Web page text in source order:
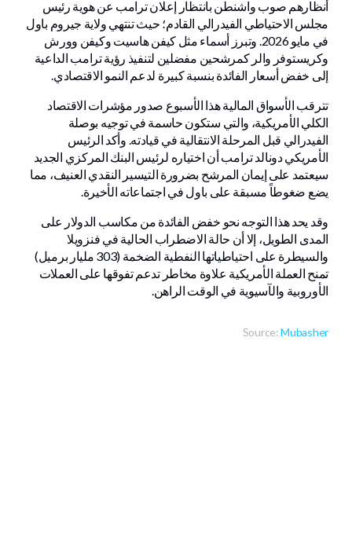
أنظارهم صوب واشنطن بانتظار إعلان ترامب عن هوية رئيس
مجلس الاحتياطي الفيدرالي القادم؛ حيث تنتهي ولاية جيروم باول
في مايو 2026. وتبرز أسماء مثل كيفن هاسيت وكيفن وورش
وكريستوفر والر كمرشحين مفضلين لتنفيذ رؤية ترامب الداعية
إلى خفض أسعار الفائدة بنسبة كبيرة لدعم النمو الاقتصادي.
تترقب الأسواق المالية هذا الأسبوع صدور مؤشرات الاقتصاد
الكلي الأمريكية، والتي ستكون حاسمة في توجيه بوصلة
الفيدرالي قبل المرحلة الانتقالية في قيادته. وأكد الرئيس
الأمريكي دونالد ترامب أن اختياره لرئيس البنك المركزي الجديد
سيعتمد على إيمان المرشح بضرورة التيسير النقدي العنيف، مما
يضع ضغوطاً مسبقة على باول في اجتماعاته الأخيرة.
وقد يحد هذا التوجه نحو خفض الفائدة من مكاسب الدولار على
المدى الطويل، إلا أن حالة الاضطراب الحالية في فنزويلا
والسيطرة على احتياطياتها النفطية الضخمة (303 مليار برميل)
تمنح العملة الأمريكية علاوة مخاطر تدعم تفوقها على العملات
الأوروبية والآسيوية في الوقت الراهن.
Source:Mubasher